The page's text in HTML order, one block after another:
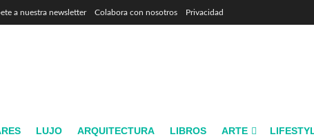
a nuestra newsletter Colabora con nosotros Privacidad
LUJO ARQUITECTURA LIBROS ARTE